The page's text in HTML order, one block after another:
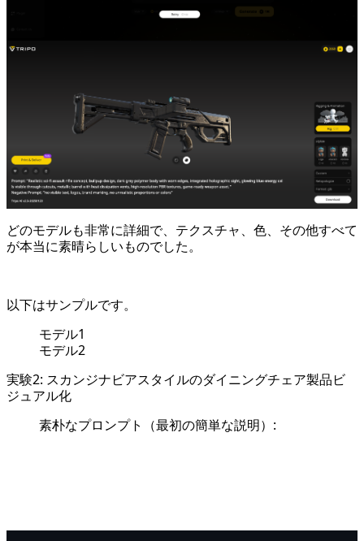
どのモデルも非常に詳細で、テクスチャ、色、その他すべて
が本当に素晴らしいものでした。
以下はサンプルです。
モデル1
モデル2
実験2: スカンジナビアスタイルのダイニングチェア製品ビ
ジュアル化
素朴なプロンプト（最初の簡単な説明）: